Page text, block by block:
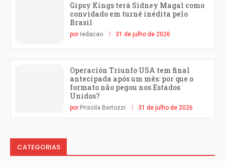
Gipsy Kings terá Sidney Magal como
convidado em turnê inédita pelo
Brasil
por redacao 31 de julho de 2026
Operación Triunfo USA tem final
antecipada após um mês: por que o
formato não pegou nos Estados
Unidos?
por Priscila Bertozzi 31 de julho de 2026
CATEGORIAS